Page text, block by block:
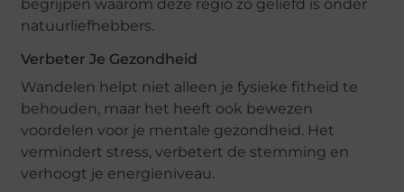
begrijpen waarom deze regio zo geliefd is onder
natuurliefhebbers.
Verbeter Je Gezondheid
Wandelen helpt niet alleen je fysieke fitheid te
behouden, maar het heeft ook bewezen
voordelen voor je mentale gezondheid. Het
vermindert stress, verbetert de stemming en
verhoogt je energieniveau.